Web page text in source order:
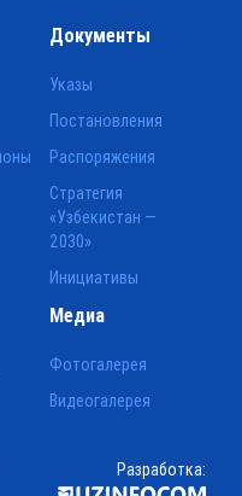
Документы
Указы
Постановления
Распоряжения
Стратегия
«Узбекистан —
2030»
Инициативы
Медиа
Фотогалерея
Видеогалерея
Разработка: